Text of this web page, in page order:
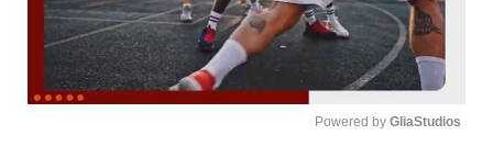
Powered by GliaStudios